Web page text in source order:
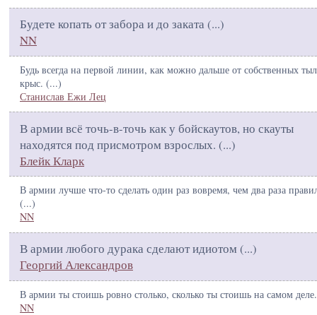
Будете копать от забора и до заката (...)
NN
Будь всегда на первой линии, как можно дальше от собственных
крыс. (...)
Станислав Ежи Лец
В армии всё точь-в-точь как у бойскаутов, но скауты
находятся под присмотром взрослых. (...)
Блейк Кларк
В армии лучше что-то сделать один раз вовремя, чем два раза
(...)
NN
В армии любого дурака сделают идиотом (...)
Георгий Александров
В армии ты стоишь ровно столько, сколько ты стоишь на самом
NN